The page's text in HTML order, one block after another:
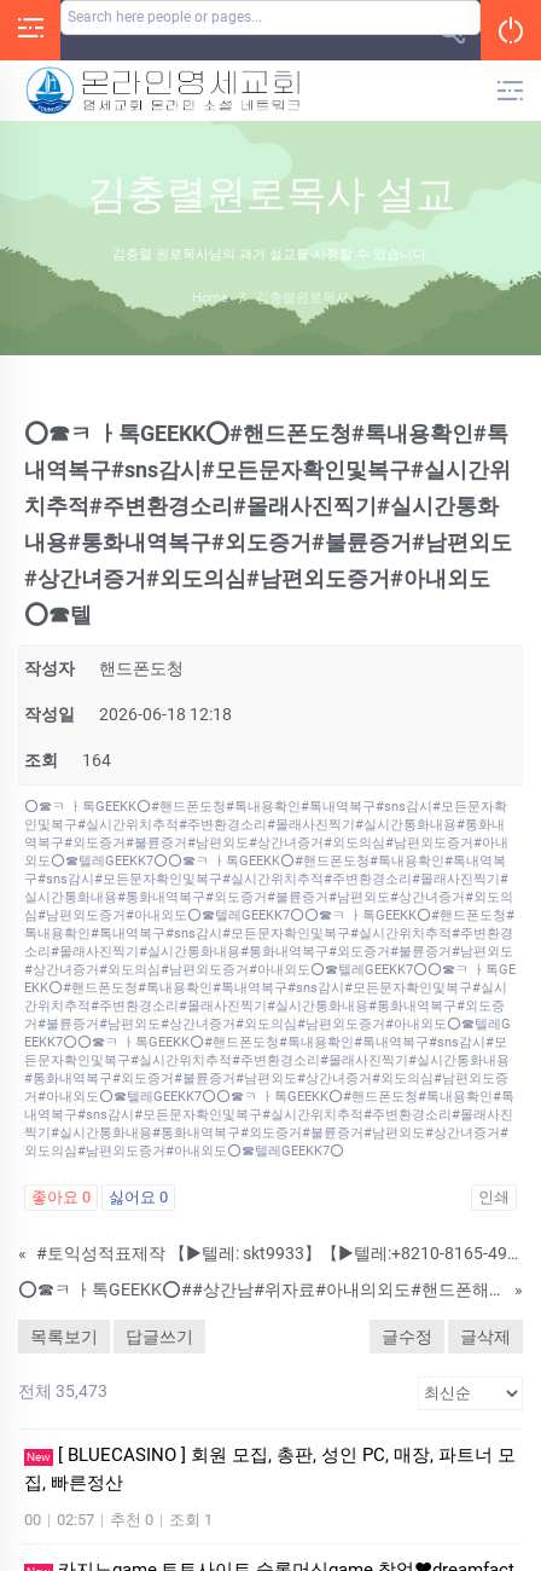
김충렬원로목사 설교
김충렬 원로목사님의 과거 설교를 시청할 수 있습니다.
Home / 김충렬원로목사
⭕️☎ㅋ ㅏ톡GEEKK⭕️#핸드폰도청#톡내용확인#톡
내역복구#sns감시#모든문자확인및복구#실시간위
치추적#주변환경소리#몰래사진찍기#실시간통화
내용#통화내역복구#외도증거#불륜증거#남편외도
#상간녀증거#외도의심#남편외도증거#아내외도
⭕️☎텔
작성자 핸드폰도청
작성일 2026-06-18 12:18
조회 164
⭕️☎ㅋ ㅏ톡GEEKK⭕️#핸드폰도청#톡내용확인#톡내역복구#sns감시#모든문자확
인및복구#실시간위치추적#주변환경소리#몰래사진찍기#실시간통화내용#통화내
역복구#외도증거#불륜증거#남편외도#상간녀증거#외도의심#남편외도증거#아내
외도⭕️☎텔레GEEKK7⭕️⭕️☎ㅋ ㅏ톡GEEKK⭕️#핸드폰도청#톡내용확인#톡내역복
구#sns감시#모든문자확인및복구#실시간위치추적#주변환경소리#몰래사진찍기#
실시간통화내용#통화내역복구#외도증거#불륜증거#남편외도#상간녀증거#외도의
심#남편외도증거#아내외도⭕️☎텔레GEEKK7⭕️⭕️☎ㅋ ㅏ톡GEEKK⭕️#핸드폰도청#
톡내용확인#톡내역복구#sns감시#모든문자확인및복구#실시간위치추적#주변환경
소리#몰래사진찍기#실시간통화내용#통화내역복구#외도증거#불륜증거#남편외도
#상간녀증거#외도의심#남편외도증거#아내외도⭕️☎텔레GEEKK7⭕️⭕️☎ㅋ ㅏ톡GE
EKK⭕️#핸드폰도청#톡내용확인#톡내역복구#sns감시#모든문자확인및복구#실시
간위치추적#주변환경소리#몰래사진찍기#실시간통화내용#통화내역복구#외도증
거#불륜증거#남편외도#상간녀증거#외도의심#남편외도증거#아내외도⭕️☎텔레G
EEKK7⭕️⭕️☎ㅋ ㅏ톡GEEKK⭕️#핸드폰도청#톡내용확인#톡내역복구#sns감시#모
든문자확인및복구#실시간위치추적#주변환경소리#몰래사진찍기#실시간통화내용
#통화내역복구#외도증거#불륜증거#남편외도#상간녀증거#외도의심#남편외도증
거#아내외도⭕️☎텔레GEEKK7⭕️⭕️☎ㅋ ㅏ톡GEEKK⭕️#핸드폰도청#톡내용확인#톡
내역복구#sns감시#모든문자확인및복구#실시간위치추적#주변환경소리#몰래사진
찍기#실시간통화내용#통화내역복구#외도증거#불륜증거#남편외도#상간녀증거#
외도의심#남편외도증거#아내외도⭕️☎텔레GEEKK7⭕️
좋아요 0 싫어요 0 인쇄
«
#토익성적표제작 【▶텔레: skt9933】【▶텔레:+8210-8165-4934】 #진단서위조 #주민등록증제작 #운전면허증제작 #병원진단서제작 #졸업증명서제작 ✍국내최고퀄리티!▶-대리-위조-제작-▶8년경력~안전보장
⭕️☎ㅋ ㅏ톡GEEKK⭕️##상간남#위자료#아내의외도#핸드폰해킹#쌍둥이폰#쌍둥이폰판매#실시간핸드폰화면감시#핸드폰카메라몰래켜기#핸드폰복제#상간녀증거#톡대화내용실시간보기#수발신내역조회 #온라인흥신소#실시간위치추적#휴대폰도청⭕️☎텔레
»
목록보기 답글쓰기 글수정 글삭제
전체 35,473
New
[ BLUECASINO ] 회원 모집, 총판, 성인 PC, 매장, 파트너 모
집, 빠른정산
00 | 02:57 | 추천 0 | 조회 1